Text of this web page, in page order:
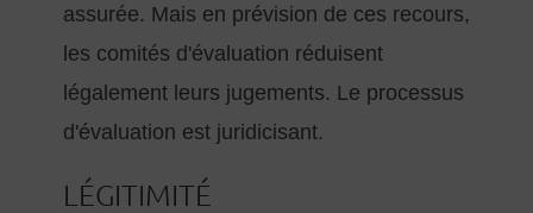
assurée. Mais en prévision de ces recours,
les comités d'évaluation réduisent
légalement leurs jugements. Le processus
d'évaluation est juridicisant.
LÉGITIMITÉ